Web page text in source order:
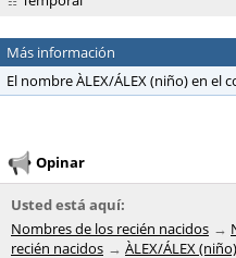
Más información
El nombre ÀLEX/ÁLEX (niño) en el
Opinar
Usted está aquí:
Nombres de los recién nacidos
recién nacidos
ÀLEX/ÁLEX